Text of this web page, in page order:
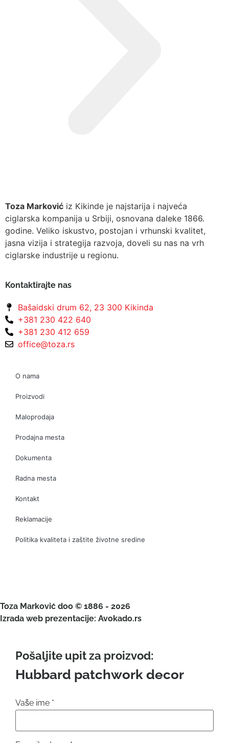
Toza Marković iz Kikinde je najstarija i najveća
ciglarska kompanija u Srbiji, osnovana daleke 1866.
godine. Veliko iskustvo, postojan i vrhunski kvalitet,
jasna vizija i strategija razvoja, doveli su nas na vrh
ciglarske industrije u regionu.
Kontaktirajte nas
Bašaidski drum 62, 23 300 Kikinda
+381 230 422 640
+381 230 412 659
office@toza.rs
O nama
Proizvodi
Maloprodaja
Prodajna mesta
Dokumenta
Radna mesta
Kontakt
Reklamacije
Politika kvaliteta i zaštite životne sredine
Toza Marković doo © 1886 - 2026
Izrada web prezentacije: Avokado.rs
Pošaljite upit za proizvod:
Hubbard patchwork decor
Vaše ime *